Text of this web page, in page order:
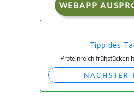
WEBAPP
Tipp des
Proteinreich frühstücken
NÄCHSTER